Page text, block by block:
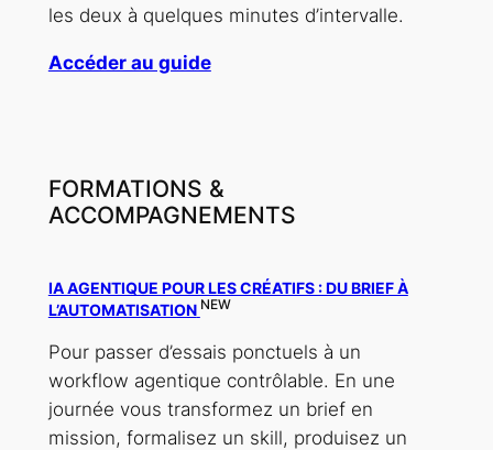
les deux à quelques minutes d’intervalle.
Accéder au guide
FORMATIONS &
ACCOMPAGNEMENTS
IA AGENTIQUE POUR LES CRÉATIFS : DU BRIEF À
L’AUTOMATISATION NEW
Pour passer d’essais ponctuels à un
workflow agentique contrôlable. En une
journée vous transformez un brief en
mission, formalisez un skill, produisez un